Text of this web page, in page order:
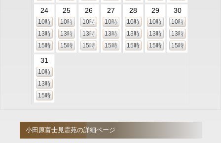
24
10時
13時
15時
25
10時
13時
15時
26
10時
13時
15時
27
10時
13時
15時
28
10時
13時
15時
29
10時
13時
15時
30
10時
13時
15時
31
10時
13時
15時
小田原富士見霊苑の詳細ページ